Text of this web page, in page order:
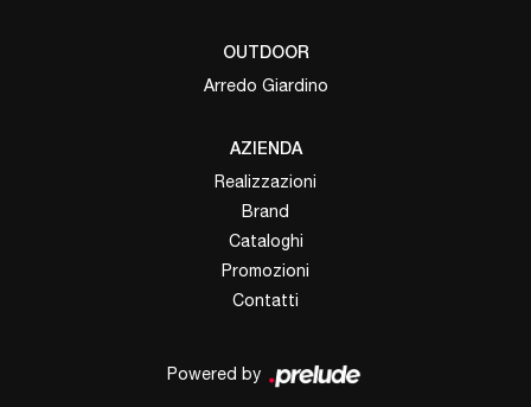
OUTDOOR
Arredo Giardino
AZIENDA
Realizzazioni
Brand
Cataloghi
Promozioni
Contatti
Powered by